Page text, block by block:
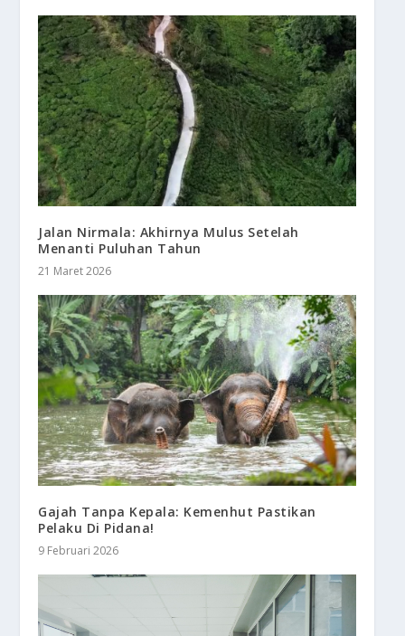
Jalan Nirmala: Akhirnya Mulus Setelah
Menanti Puluhan Tahun
21 Maret 2026
Gajah Tanpa Kepala: Kemenhut Pastikan
Pelaku Di Pidana!
9 Februari 2026